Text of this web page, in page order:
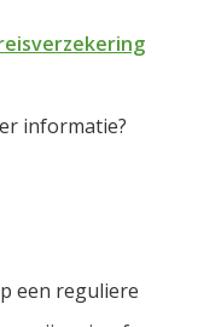
informatie?
een reguliere